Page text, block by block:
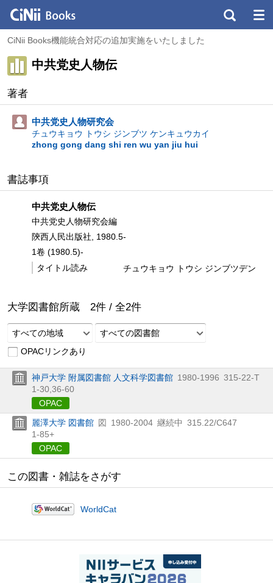
CiNii Books機能統合対応の追加実施をいたしました
中共党史人物伝
著者
中共党史人物研究会
チュウキョウ トウシ ジンブツ ケンキュウカイ
zhong gong dang shi ren wu yan jiu hui
書誌事項
中共党史人物伝
中共党史人物研究会編
陝西人民出版社, 1980.5-
1卷 (1980.5)-
タイトル読み
チュウキョウ トウシ ジンブツデン
大学図書館所蔵 2件 / 全2件
すべての地域
すべての図書館
OPACリンクあり
神戸大学 附属図書館 人文科学図書館 1980-1996 315-22-T
1-30, 36-60
OPAC
麗澤大学 図書館 図 1980-2004 継続中 315.22/C647
1-85+
OPAC
この図書・雑誌をさがす
WorldCat